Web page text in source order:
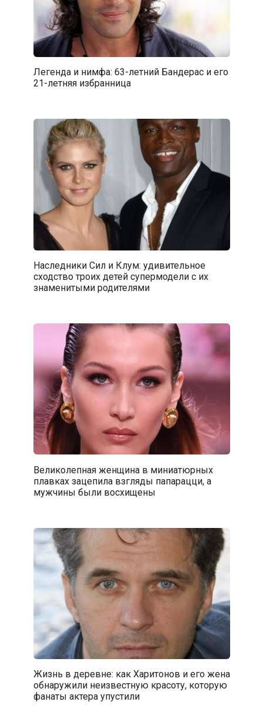
Легенда и нимфа: 63-летний Бандерас и его
21-летняя избранница
Наследники Сил и Клум: удивительное
сходство троих детей супермодели с их
знаменитыми родителями
Великолепная женщина в миниатюрных
плавках зацепила взгляды папарацци, а
мужчины были восхищены
Жизнь в деревне: как Харитонов и его жена
обнаружили неизвестную красоту, которую
фанаты актера упустили